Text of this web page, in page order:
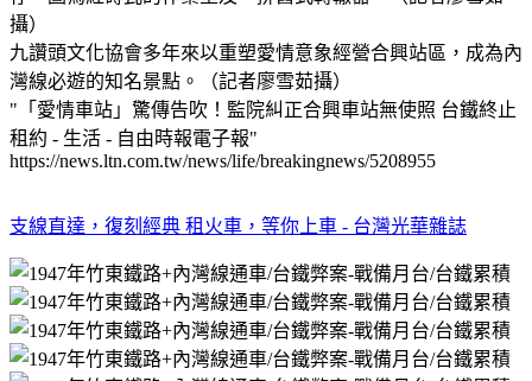
攝）
九讚頭文化協會多年來以重塑愛情意象經營合興站區，成為內
灣線必遊的知名景點。（記者廖雪茹攝）
"「愛情車站」驚傳告吹！監院糾正合興車站無使照 台鐵終止
租約 - 生活 - 自由時報電子報"
https://news.ltn.com.tw/news/life/breakingnews/5208955
支線直達，復刻經典 租火車，等你上車 - 台灣光華雜誌